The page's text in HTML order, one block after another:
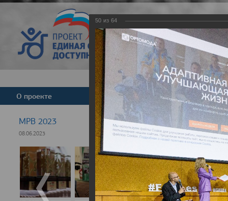
Версия для
О проекте Команда Новости
МРВ 2023
08.06.2023
50 из 64